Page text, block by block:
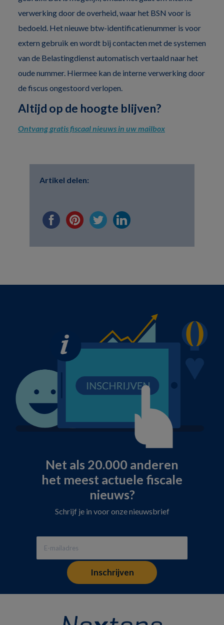
verwerking door de overheid, waar het BSN voor is
bedoeld. Het nieuwe btw-identificatienummer is voor
extern gebruik en wordt bij contacten met de systemen
van de Belastingdienst automatisch vertaald naar het
oude nummer. Hiermee kan de interne verwerking door
de fiscus ongestoord verlopen.
Altijd op de hoogte blijven?
Ontvang gratis fiscaal nieuws in uw mailbox
Artikel delen:
Net als 20.000 anderen
het meest actuele fiscale
nieuws?
Schrijf je in voor onze nieuwsbrief